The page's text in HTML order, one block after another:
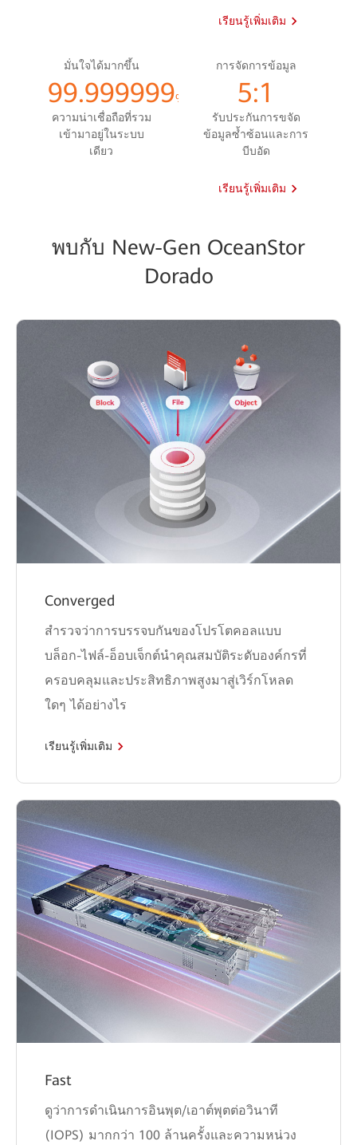
เรียนรู้เพิ่มเติม
มั่นใจได้มากขึ้น
99.999999%
ความน่าเชื่อถือที่รวม
เข้ามาอยู่ในระบบ
เดียว
การจัดการข้อมูล
5:1
รับประกันการขจัด
ข้อมูลซ้ำซ้อนและการ
บีบอัด
เรียนรู้เพิ่มเติม
พบกับ New-Gen OceanStor
Dorado
Converged
สำรวจว่าการบรรจบกันของโปรโตคอลแบบ
บล็อก-ไฟล์-อ็อบเจ็กต์นำคุณสมบัติระดับองค์กรที่
ครอบคลุมและประสิทธิภาพสูงมาสู่เวิร์กโหลด
ใดๆ ได้อย่างไร
เรียนรู้เพิ่มเติม
Fast
ดูว่าการดำเนินการอินพุต/เอาต์พุตต่อวินาที
(IOPS) มากกว่า 100 ล้านครั้งและความหน่วง